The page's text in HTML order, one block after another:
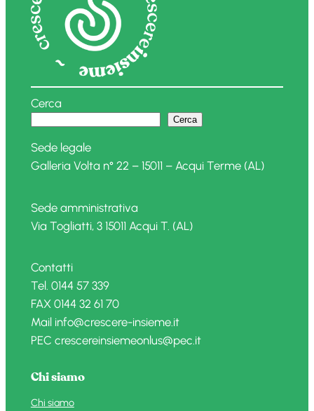
Cerca
Cerca
Sede legale
Galleria Volta n° 22 – 15011 – Acqui Terme (AL)
Sede amministrativa
Via Togliatti, 3 15011 Acqui T. (AL)
Contatti
Tel. 0144 57 339
FAX 0144 32 61 70
Mail info@crescere-insieme.it
PEC crescereinsiemeonlus@pec.it
Chi siamo
Chi siamo